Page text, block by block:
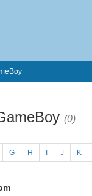
(0)
G H J K